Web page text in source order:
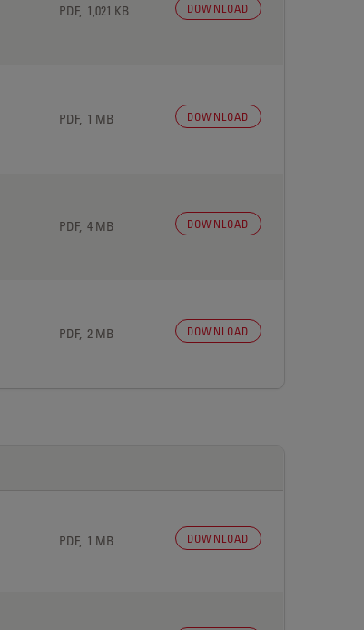
PDF, 1,021 KB DOWNLOAD
PDF, 1 MB DOWNLOAD
PDF, 4 MB DOWNLOAD
PDF, 2 MB DOWNLOAD
PDF, 1 MB DOWNLOAD